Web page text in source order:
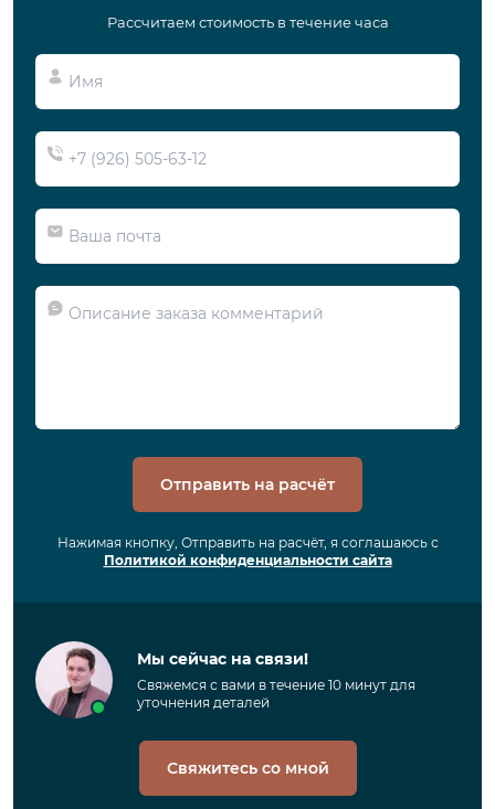
Рассчитаем стоимость в течение часа
Отправить на расчёт
Нажимая кнопку, Отправить на расчёт, я соглашаюсь с
Политикой конфиденциальности сайта
Мы сейчас на связи!
Свяжемся с вами в течение 10 минут для
уточнения деталей
Свяжитесь со мной